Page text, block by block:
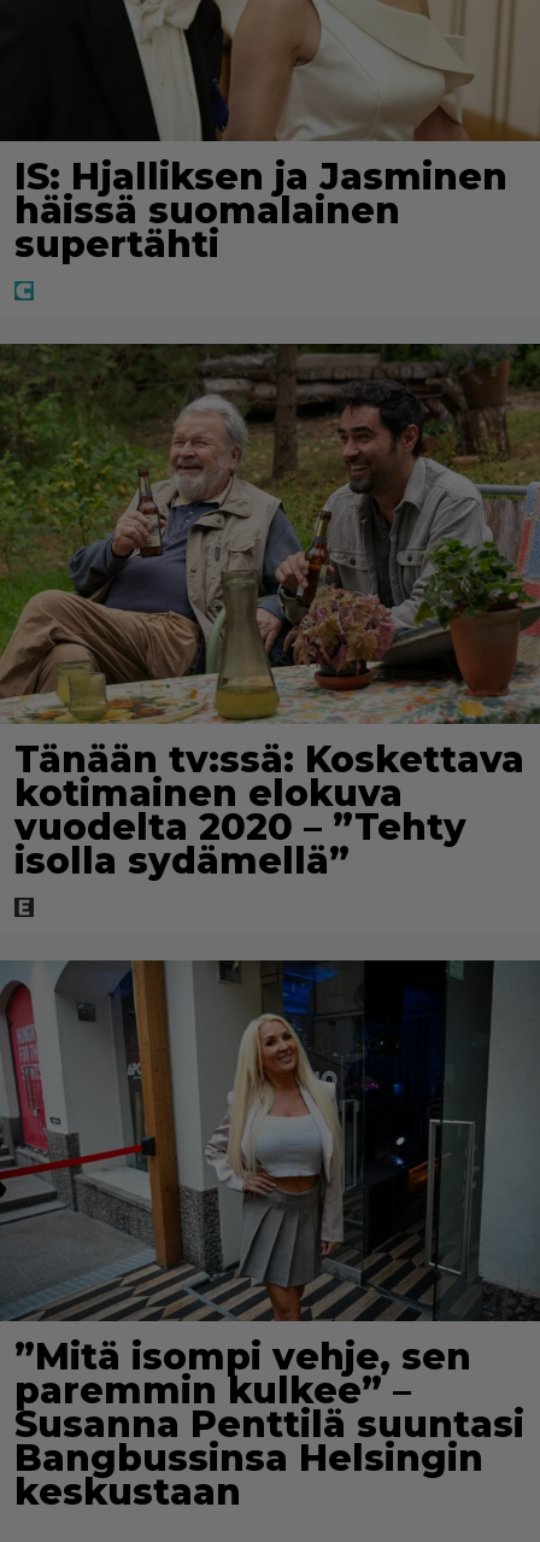
IS: Hjalliksen ja Jasminen
häissä suomalainen
supertähti
Tänään tv:ssä: Koskettava
kotimainen elokuva
vuodelta 2020 – ”Tehty
isolla sydämellä”
”Mitä isompi vehje, sen
paremmin kulkee” –
Susanna Penttilä suuntasi
Bangbussinsa Helsingin
keskustaan